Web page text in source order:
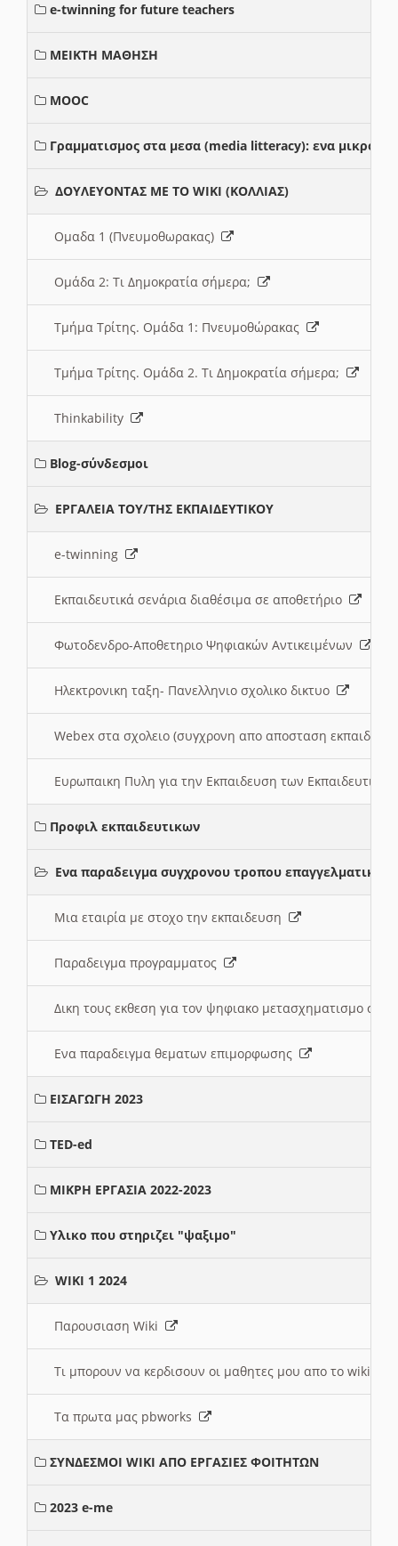
e-twinning for future teachers
ΜΕΙΚΤΗ ΜΑΘΗΣΗ
MOOC
Γραμματισμος στα μεσα (media litteracy): ενα μικρο
ΔΟΥΛΕΥΟΝΤΑΣ ΜΕ ΤΟ WIKI (ΚΟΛΛΙΑΣ)
Ομαδα 1 (Πνευμοθωρακας)
Ομάδα 2: Τι Δημοκρατία σήμερα;
Τμήμα Τρίτης. Ομάδα 1: Πνευμοθώρακας
Τμήμα Τρίτης. Ομάδα 2. Τι Δημοκρατία σήμερα;
Thinkability
Blog-σύνδεσμοι
ΕΡΓΑΛΕΙΑ ΤΟΥ/ΤΗΣ ΕΚΠΑΙΔΕΥΤΙΚΟΥ
e-twinning
Εκπαιδευτικά σενάρια διαθέσιμα σε αποθετήριο
Φωτοδενδρο-Αποθετηριο Ψηφιακών Αντικειμένων
Ηλεκτρονικη ταξη- Πανελληνιο σχολικο δικτυο
Webex στα σχολειο (συγχρονη απο αποσταση
Ευρωπαικη Πυλη για την Εκπαιδευση των
Προφιλ εκπαιδευτικων
Ενα παραδειγμα συγχρονου τροπου
Μια εταιρία με στοχο την εκπαιδευση
Παραδειγμα προγραμματος
Δικη τους εκθεση για τον ψηφιακο μετασχηματισμο
Ενα παραδειγμα θεματων επιμορφωσης
ΕΙΣΑΓΩΓΗ 2023
TED-ed
ΜΙΚΡΗ ΕΡΓΑΣΙΑ 2022-2023
Υλικο που στηριζει "ψαξιμο"
WIKI 1 2024
Παρουσιαση Wiki
Τι μπορουν να κερδισουν οι μαθητες μου απο το wiki
Τα πρωτα μας pbworks
ΣΥΝΔΕΣΜΟΙ WIKI ΑΠΟ ΕΡΓΑΣΙΕΣ ΦΟΙΤΗΤΩΝ
2023 e-me